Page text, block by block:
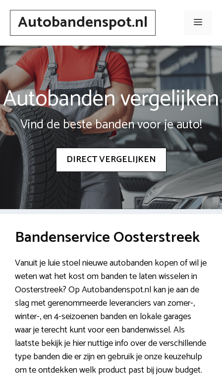
Spring
inhoudAutobandenspot.nl Menu
Autobanden vergelijken
Vind de beste banden voor je auto!
DIRECT VERGELIJKEN
Bandenservice Oosterstreek
Vanuit je luie stoel nieuwe autobanden kopen of wil je
weten wat het kost om banden te laten wisselen in
Oosterstreek? Op Autobandenspot.nl kan je aan de
slag met gerenommeerde leveranciers van zomer-,
winter-, en 4-seizoenen banden en lokale garages
waar je terecht kunt voor een bandenwissel. Als
laatste bekijk je hier nuttige info over de verschillende
type banden die er zijn en gebruik je onze keuzehulp
om te ontdekken welk product past bij jouw budget.